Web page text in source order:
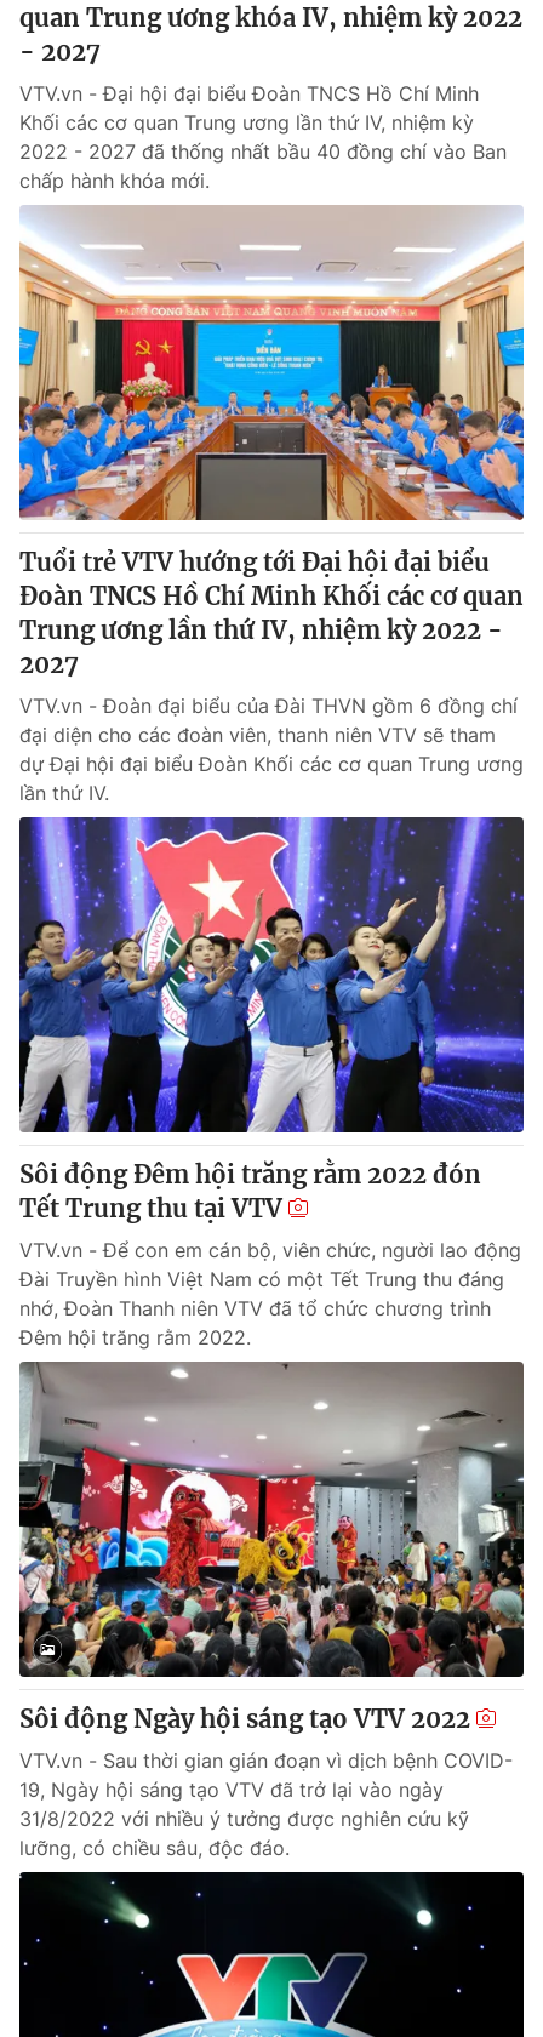
quan Trung ương khóa IV, nhiệm kỳ 2022
- 2027
VTV.vn - Đại hội đại biểu Đoàn TNCS Hồ Chí Minh
Khối các cơ quan Trung ương lần thứ IV, nhiệm kỳ
2022 - 2027 đã thống nhất bầu 40 đồng chí vào Ban
chấp hành khóa mới.
Tuổi trẻ VTV hướng tới Đại hội đại biểu
Đoàn TNCS Hồ Chí Minh Khối các cơ quan
Trung ương lần thứ IV, nhiệm kỳ 2022 -
2027
VTV.vn - Đoàn đại biểu của Đài THVN gồm 6 đồng chí
đại diện cho các đoàn viên, thanh niên VTV sẽ tham
dự Đại hội đại biểu Đoàn Khối các cơ quan Trung ương
lần thứ IV.
Sôi động Đêm hội trăng rằm 2022 đón
Tết Trung thu tại VTV
VTV.vn - Để con em cán bộ, viên chức, người lao động
Đài Truyền hình Việt Nam có một Tết Trung thu đáng
nhớ, Đoàn Thanh niên VTV đã tổ chức chương trình
Đêm hội trăng rằm 2022.
Sôi động Ngày hội sáng tạo VTV 2022
VTV.vn - Sau thời gian gián đoạn vì dịch bệnh COVID-
19, Ngày hội sáng tạo VTV đã trở lại vào ngày
31/8/2022 với nhiều ý tưởng được nghiên cứu kỹ
lưỡng, có chiều sâu, độc đáo.